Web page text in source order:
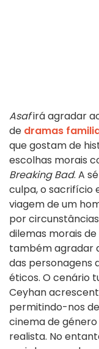
Asafirá agradar
de dramas
que gostam de
escolhas morais
Breaking Bad. A
culpa, o sacrifício
viagem de um
por
dilemas morais
também agradar
das personagens
éticos. O cenário
Ceyhan
permitindo-nos
cinema de
realista. No